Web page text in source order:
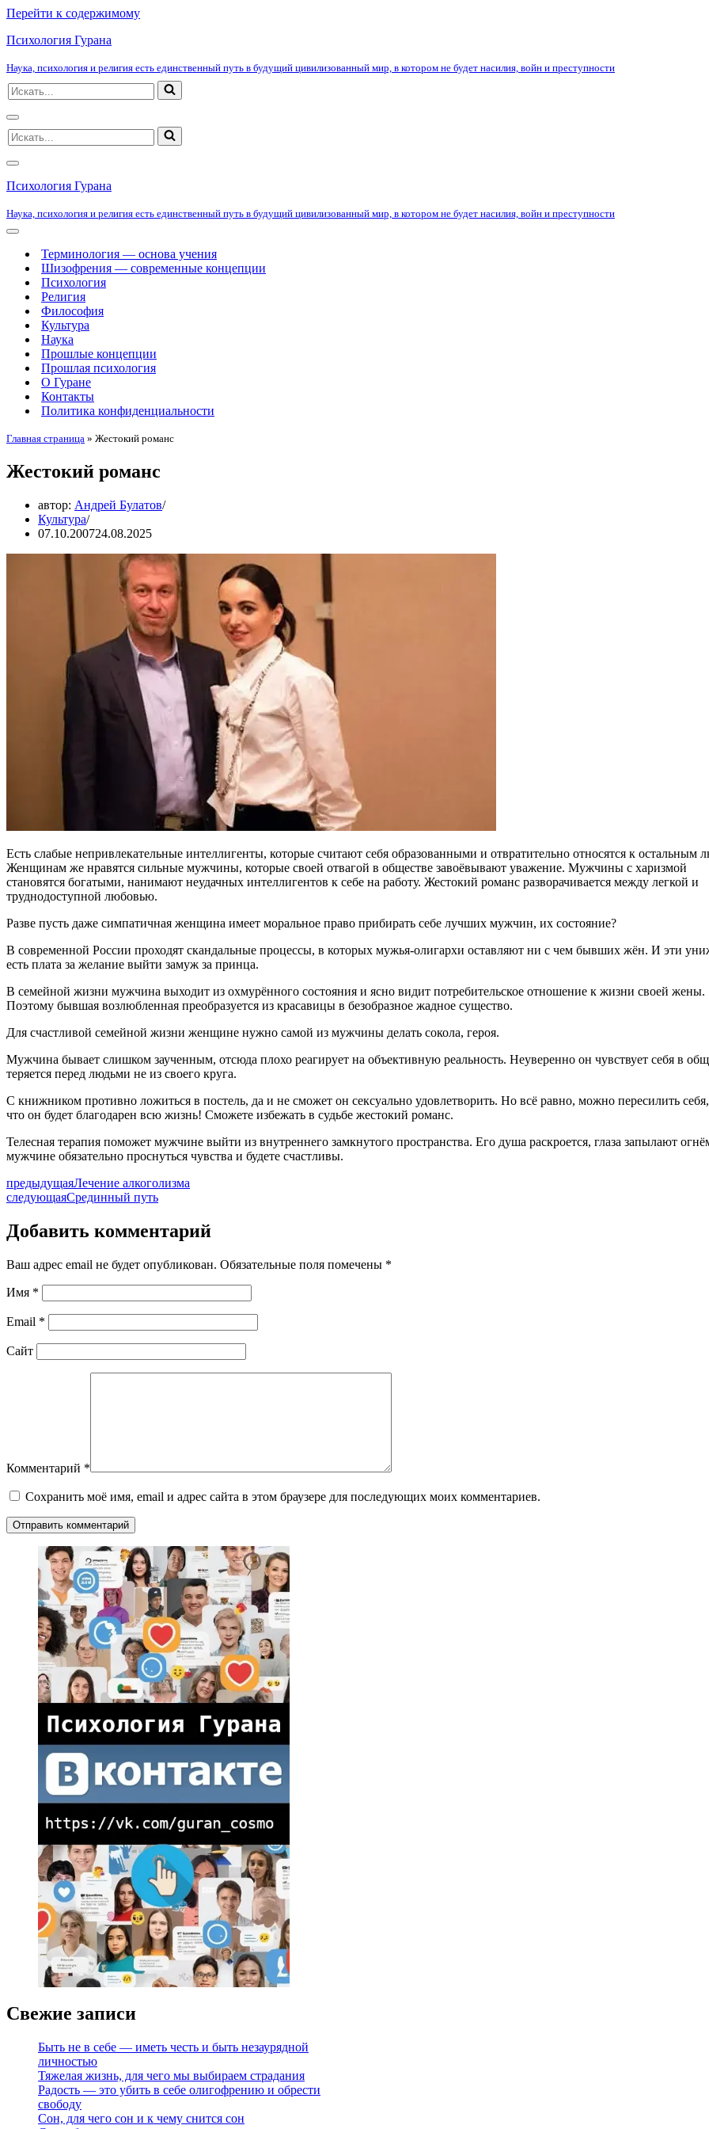
Перейти к содержимому
Психология Гурана
Наука, психология и религия есть единственный путь в будущий цивилизованный мир, в котором не будет насилия, войн и преступности
Искать...
Меню
навигации
Искать...
Меню
навигации
Психология Гурана
Наука, психология и религия есть единственный путь в будущий цивилизованный мир, в котором не будет насилия, войн и преступности
Меню
навигацииТерминология — основа учения
Шизофрения — современные концепции
Психология
Религия
Философия
Культура
Наука
Прошлые концепции
Прошлая психология
О Гуране
Контакты
Политика конфиденциальности
Главная страница » Жестокий романс
Жестокий романс
автор: Андрей Булатов
Культура
07.10.200724.08.2025
Есть слабые непривлекательные интеллигенты, которые считают себя образованными и отвратительно относятся к остальным
Женщинам же нравятся сильные мужчины, которые своей отвагой в обществе завоёвывают уважение. Мужчины с харизмой
становятся богатыми, нанимают неудачных интеллигентов к себе на работу. Жестокий романс разворачивается между легкой и
труднодоступной любовью.
Разве пусть даже симпатичная женщина имеет моральное право прибирать себе лучших мужчин, их состояние?
В современной России проходят скандальные процессы, в которых мужья-олигархи оставляют ни с чем бывших жён. И эти
есть плата за желание выйти замуж за принца.
В семейной жизни мужчина выходит из охмурённого состояния и ясно видит потребительское отношение к жизни своей жены.
Поэтому бывшая возлюбленная преобразуется из красавицы в безобразное жадное существо.
Для счастливой семейной жизни женщине нужно самой из мужчины делать сокола, героя.
Мужчина бывает слишком заученным, отсюда плохо реагирует на объективную реальность. Неуверенно он чувствует себя в
теряется перед людьми не из своего круга.
С книжником противно ложиться в постель, да и не сможет он сексуально удовлетворить. Но всё равно, можно пересилить себя,
что он будет благодарен всю жизнь! Сможете избежать в судьбе жестокий романс.
Телесная терапия поможет мужчине выйти из внутреннего замкнутого пространства. Его душа раскроется, глаза запылают
мужчине обязательно проснуться чувства и будете счастливы.
предыдущаяЛечение алкоголизма
следующаяСрединный путь
Добавить комментарий
Ваш адрес email не будет опубликован. Обязательные поля помечены *
Имя *
Email *
Сайт
Комментарий *
Сохранить моё имя, email и адрес сайта в этом браузере для последующих моих комментариев.
Свежие записи
Быть не в себе — иметь честь и быть незаурядной
личностью
Тяжелая жизнь, для чего мы выбираем страдания
Радость — это убить в себе олигофрению и обрести
свободу
Сон, для чего сон и к чему снится сон